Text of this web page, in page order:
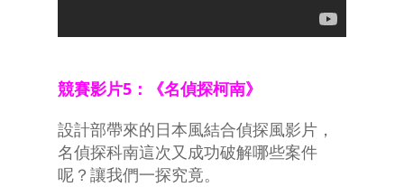
競賽影片5：《名偵探柯南》
設計部帶來的日本風結合偵探風影片，
名偵探科南這次又成功破解哪些案件
呢？讓我們一探究竟。